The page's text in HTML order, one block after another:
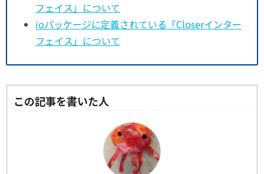
フェイス」について
ioパッケージに定義されている「Closerインター
フェイス」について
この記事を書いた人